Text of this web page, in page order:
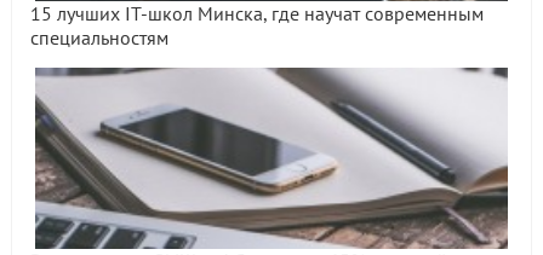
15 лучших IT-школ Минска, где научат современным
специальностям